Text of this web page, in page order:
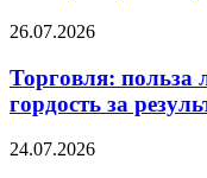
26.07.2026
Торговля: польза
гордость за
24.07.2026